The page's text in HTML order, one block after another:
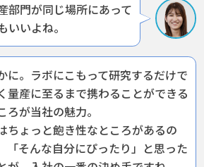
部門が同じ場所にあって
いいよね。
に。ラボにこもって研究するだけで
量産に至るまで携わることができる
ろが当社の魅力。
ちょっと飽き性なところがあるの
「そんな自分にぴったり」と思った